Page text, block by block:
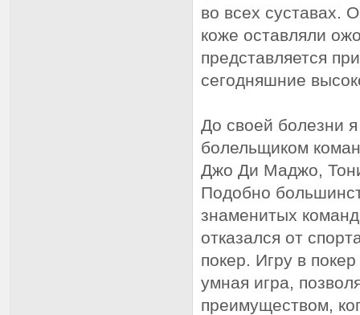
во всех суставах.
коже оставляли
представляется
сегодняшние
До своей болезни
болельщиком
Джо Ди Маджо,
Подобно
знаменитых
отказался от
покер. Игру в
умная игра,
преимуществом,